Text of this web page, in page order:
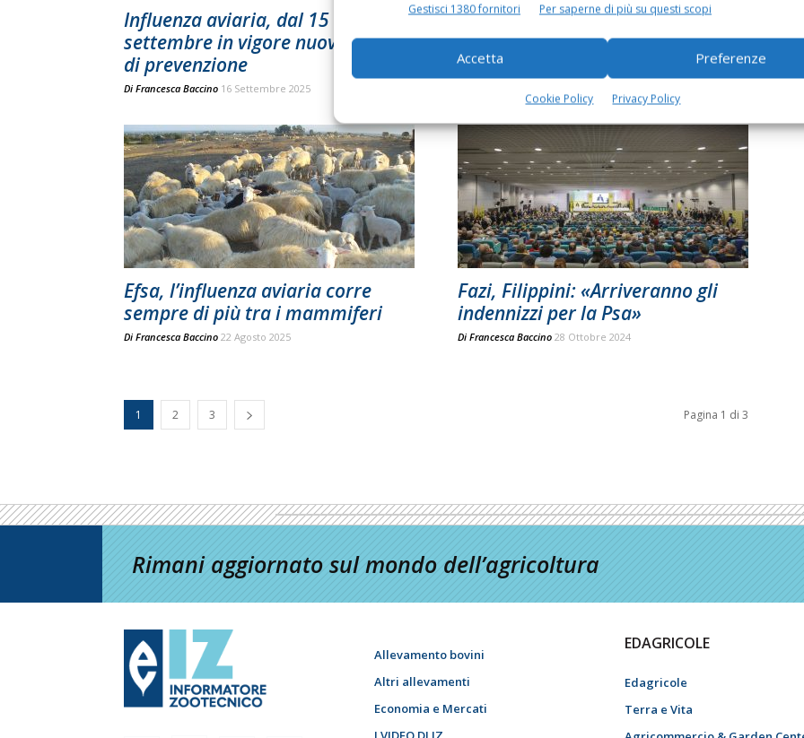
Gestisci 1380 fornitori Per saperne di più su questi scopi
Accetta Preferenze
Cookie Policy Privacy Policy
Influenza aviaria, dal 15
settembre in vigore nuove misure
di prevenzione
Di Francesca Baccino 16 Settembre 2025
#NoBirdFlu, campagna di
comunicazione dell’Efsa contro
l’influenza aviaria
Efsa, l’influenza aviaria corre
sempre di più tra i mammiferi
Di Francesca Baccino 22 Agosto 2025
Fazi, Filippini: «Arriveranno gli
indennizzi per la Psa»
Di Francesca Baccino 28 Ottobre 2024
1 2 3 Pagina 1 di 3
Rimani aggiornato sul mondo dell’agricoltura
Allevamento bovini
Altri allevamenti
Economia e Mercati
EDAGRICOLE
Edagricole
Terra e Vita